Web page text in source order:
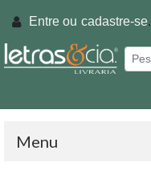
Entre ou cadastre-se.
Menu